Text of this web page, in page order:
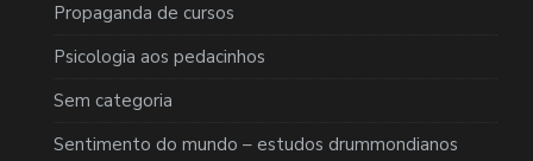
Propaganda de cursos
Psicologia aos pedacinhos
Sem categoria
Sentimento do mundo – estudos drummondianos